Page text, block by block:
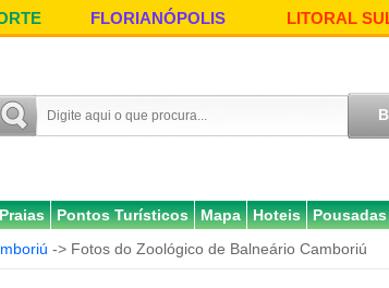
FLORIANÓPOLIS LITORAL
Praias Pontos Turísticos Mapa Hoteis Pousadas
-> Fotos do Zoológico de Balneário Camboriú